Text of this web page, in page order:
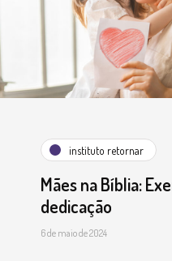
instituto retornar
Mães na Bíblia:
dedicação
6 de maio de 2024